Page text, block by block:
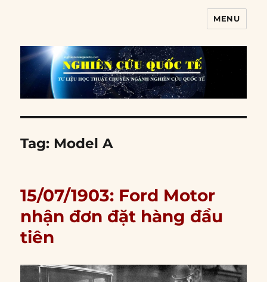
MENU
Tag: Model A
15/07/1903: Ford Motor
nhận đơn đặt hàng đầu
tiên